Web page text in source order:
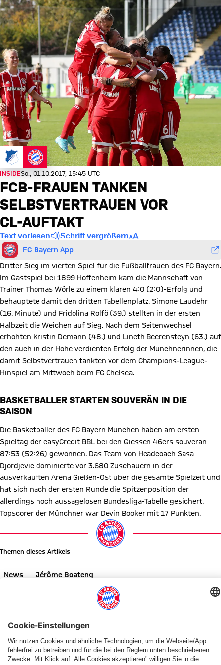
INSIDESo., 01.10.2017, 15:45 UTC
FCB-FRAUEN TANKEN
SELBSTVERTRAUEN VOR
CL-AUFTAKT
Text vorlesen Schrift vergrößern
FC Bayern App
Dritter Sieg im vierten Spiel für die Fußballfrauen des FC Bayern.
Im Gastspiel bei 1899 Hoffenheim kam die Mannschaft von
Trainer Thomas Wörle zu einem klaren 4:0 (2:0)-Erfolg und
behauptete damit den dritten Tabellenplatz. Simone Laudehr
(16. Minute) und Fridolina Rolfö (39.) stellten in der ersten
Halbzeit die Weichen auf Sieg. Nach dem Seitenwechsel
erhöhten Kristin Demann (48.) und Lineth Beerensteyn (63.) auf
den auch in der Höhe verdienten Erfolg der Münchnerinnen, die
damit Selbstvertrauen tankten vor dem Champions-League-
Hinspiel am Mittwoch beim FC Chelsea.
BASKETBALLER STARTEN SOUVERÄN IN DIE
SAISON
Die Basketballer des FC Bayern München haben am ersten
Spieltag der easyCredit BBL bei den Giessen 46ers souverän
87:53 (52:26) gewonnen. Das Team von Headcoach Sasa
Djordjevic dominierte vor 3.680 Zuschauern in der
ausverkauften Arena Gießen-Ost über die gesamte Spielzeit und
hat sich nach der ersten Runde die Spitzenposition der
allerdings noch aussagelosen Bundesliga-Tabelle gesichert.
Topscorer der Münchner war Devin Booker mit 17 Punkten.
Themen dieses Artikels
News Jérôme Boateng
WEITERE NEWS